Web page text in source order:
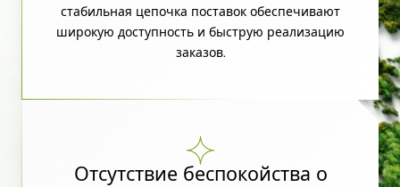
стабильная цепочка поставок обеспечивают
широкую доступность и быструю реализацию
заказов.
Отсутствие беспокойства о